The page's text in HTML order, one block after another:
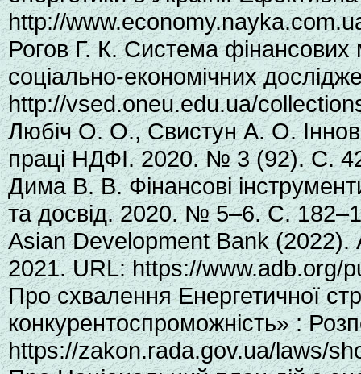
http://
Рогов Г. К. Система фінансових
соціально-економічних
http://vsed.oneu.edu.ua/
Любіч О. О., Свистун А. О.
праці НДФІ. 2020. № 3 (92). С.
Дима В. В. Фінансові
та досвід. 2020. № 5–6. С.
Asian Development Bank
2021. URL: https://www.adb.org/
Про схвалення Енергетичної
конкурентоспроможність» :
https://zakon.rada.gov.ua/laws/